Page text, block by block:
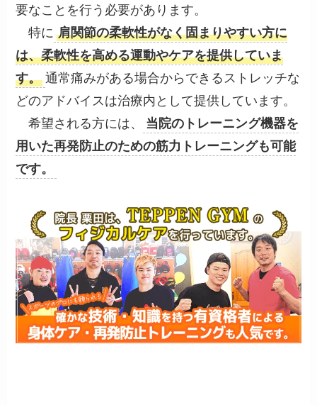
要なことを行う必要があります。
特に 肩関節の柔軟性がなく固まりやすい方に
は、柔軟性を高める運動やケアを提供していま
す。 通常痛みがある場合からできるストレッチな
どのアドバイスは治療内として提供しています。
希望される方には、
当院のトレーニング機器を
用いた再発防止のための筋力トレーニングも可能
です。